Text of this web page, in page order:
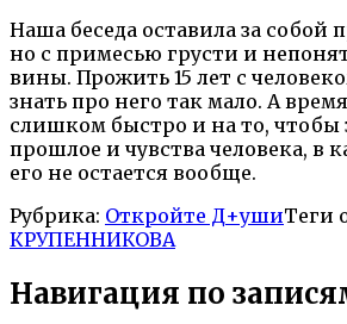
Наша беседа оставила за собой
но с примесью грусти и
вины. Прожить 15 лет с
знать про него так мало. А
слишком быстро и на то, чтобы
прошлое и чувства человека, в
его не остается вообще.
Рубрика: Откройте Д+ушиТеги
КРУПЕННИКОВА
Навигация по